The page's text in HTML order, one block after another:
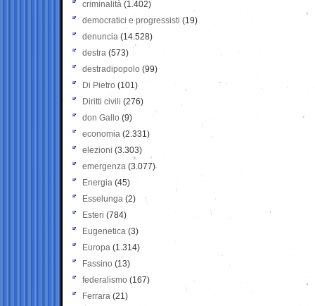
criminalità (1.402)
democratici e progressisti (19)
denuncia (14.528)
destra (573)
destradipopolo (99)
Di Pietro (101)
Diritti civili (276)
don Gallo (9)
economia (2.331)
elezioni (3.303)
emergenza (3.077)
Energia (45)
Esselunga (2)
Esteri (784)
Eugenetica (3)
Europa (1.314)
Fassino (13)
federalismo (167)
Ferrara (21)